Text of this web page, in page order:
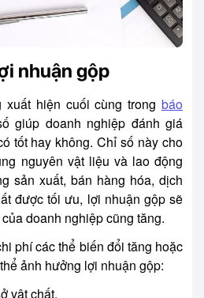
nhuận gộp
hiện cuối cùng trong báo
giúp doanh nghiệp đánh giá
tốt hay không. Chỉ số này cho
nguyên vật liệu và lao động
sản xuất, bán hàng hóa, dịch
được tối ưu, lợi nhuận gộp sẽ
doanh nghiệp cũng tăng.
phí các thể biến đổi tăng hoặc
ảnh hưởng lợi nhuận gộp:
vật chất.